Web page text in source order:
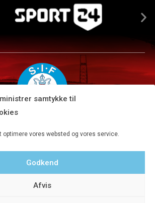
samtykke til
optimere vores websted og vores service.
Godkend
Afvis
· Fax 8680 4647 · Kontortid man-fre kl. 9-15